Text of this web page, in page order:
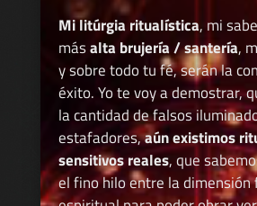
Mi litúrgia ritualística, mi
másalta brujería / santería,
y sobre todo tu fé, serán la
éxito. Yo te voy a demostrar,
la cantidad de falsos
estafadores,aún existimos
sensitivos reales, que
el fino hilo entre la dimensión